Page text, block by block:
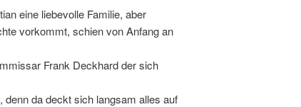
eine liebevolle Familie, aber
vorkommt, schien von Anfang an
Frank Deckhard der sich
da deckt sich langsam alles auf